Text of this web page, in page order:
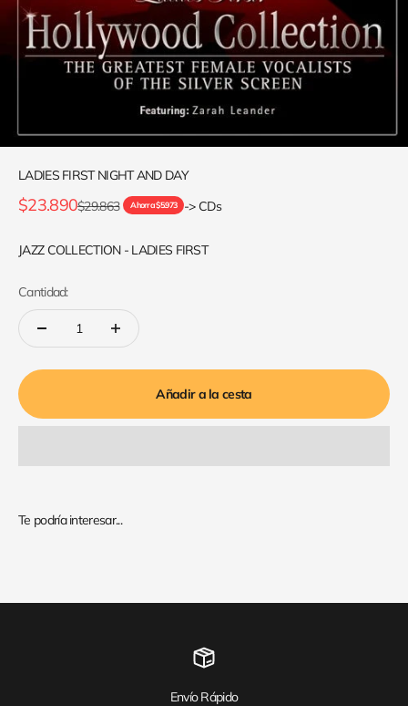
LADIES FIRST NIGHT AND DAY
Precio de oferta
$23.890Precio normal
$29.863 Ahorra $5.973 -> CDs
JAZZ COLLECTION - LADIES FIRST
Cantidad:
Añadir a la cesta
Envío Rápido